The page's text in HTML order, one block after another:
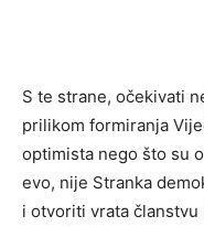
S te strane, očekivati
prilikom formiranja
optimista nego što su
evo, nije Stranka
i otvoriti vrata članstvu